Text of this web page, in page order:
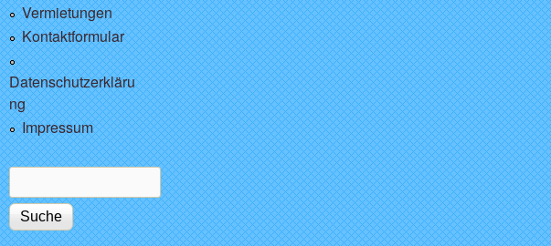
Vermietungen
Kontaktformular
Datenschutzerkläru
ng
Impressum
Suchformular